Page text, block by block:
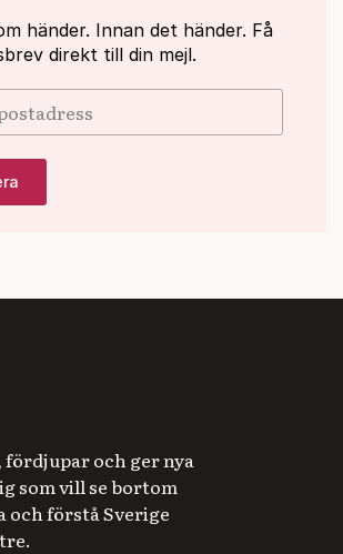
händer. Innan det händer. Få
direkt till din mejl.
och ger nya
som vill se bortom
och förstå Sverige